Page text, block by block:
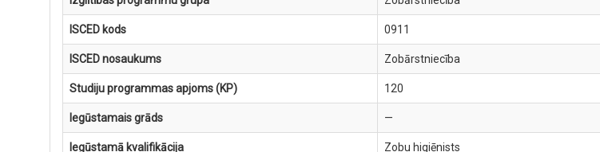
ISCED kods 0911
ISCED nosaukums Zobārstniecība
Studiju programmas apjoms (KP) 120
Iegūstamais grāds —
Iegūstamā kvalifikācija Zobu higiēnists